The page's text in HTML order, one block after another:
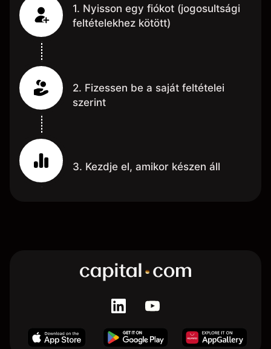
1. Nyisson egy fiókot (jogosultsági
feltételekhez kötött)
2. Fizessen be a saját feltételei
szerint
3. Kezdje el, amikor készen áll